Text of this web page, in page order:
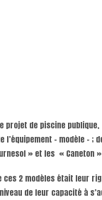
projet de piscine
l’équipement – modèle –
» et les « Caneton
ces 2 modèles était leur
de leur capacité à